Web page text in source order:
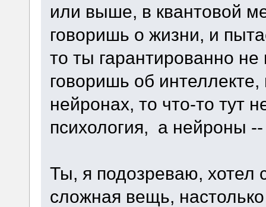
или выше, в квантовой
говоришь о жизни, и
то ты гарантированно
говоришь об
нейронах, то что-то тут
психология, а нейроны
Ты, я подозреваю, хотел
сложная вещь,